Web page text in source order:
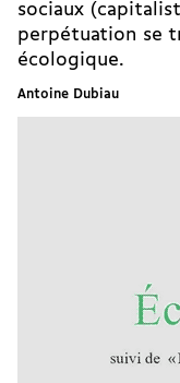
sociaux
perpétuation se
écologique.
Antoine Dubiau